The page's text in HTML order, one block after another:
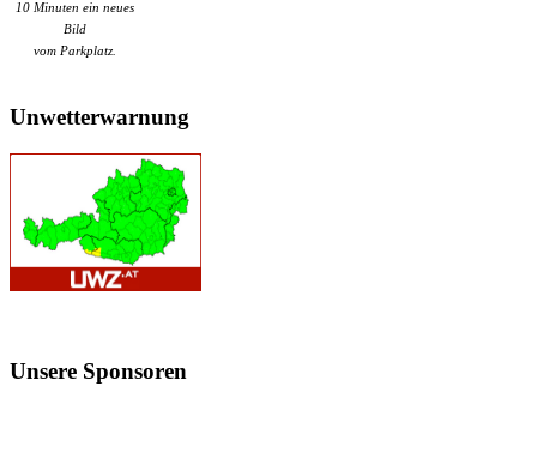
10 Minuten ein neues
Bild
vom Parkplatz.
Unwetterwarnung
Unsere Sponsoren